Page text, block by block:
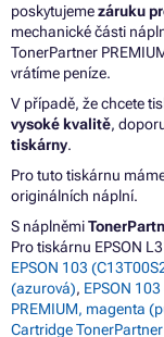
poskytujemezáruku
mechanické části
TonerPartner
vrátíme peníze.
V případě, že chcete
vysoké kvalitě,
tiskárny.
Pro tuto tiskárnu
originálních náplní.
S náplněmi
Pro tiskárnu EPSON
EPSON 103
(azurová), EPSON
PREMIUM, magenta
Cartridge